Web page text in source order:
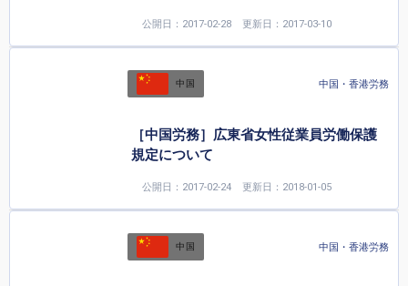
公開日：2017-02-28 更新日：2017-03-10
中国 中国・香港労務
［中国労務］広東省女性従業員労働保護
規定について
公開日：2017-02-24 更新日：2018-01-05
中国 中国・香港労務